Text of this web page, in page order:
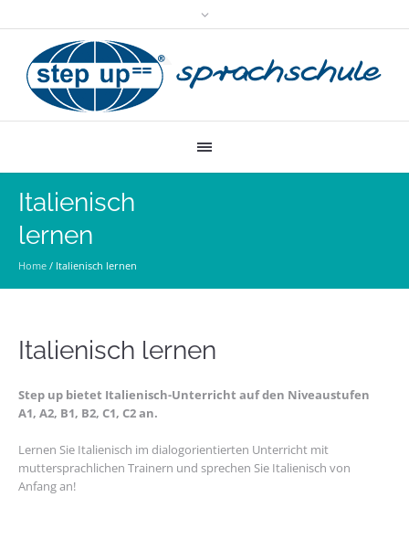
Italienisch
lernen
Home / Italienisch lernen
Italienisch lernen
Step up bietet Italienisch-Unterricht auf den Niveaustufen
A1, A2, B1, B2, C1, C2 an.
Lernen Sie Italienisch im dialogorientierten Unterricht mit
muttersprachlichen Trainern und sprechen Sie Italienisch von
Anfang an!